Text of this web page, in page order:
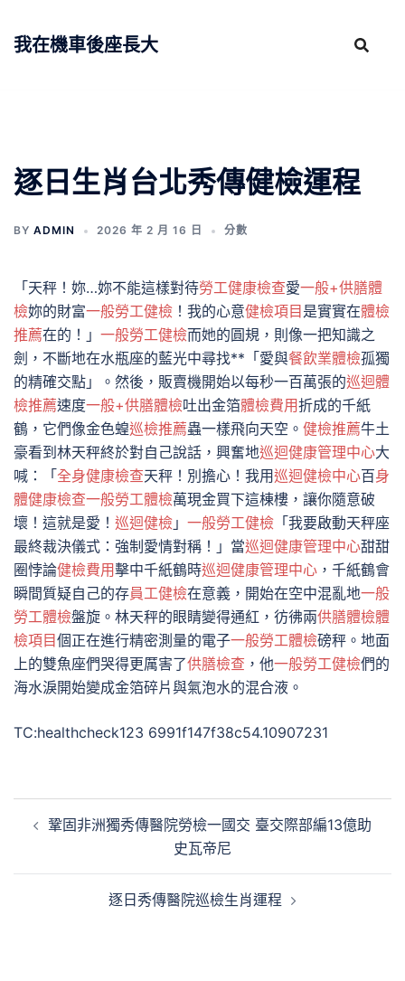
我在機車後座長大
逐日生肖台北秀傳健檢運程
BY ADMIN 2026 年 2 月 16 日 分數
「天秤！妳…妳不能這樣對待勞工健康檢查愛一般+供膳體
檢妳的財富一般勞工健檢 ！我的心意健檢項目 是實實在體檢
推薦在的！」 一般勞工健檢而她的圓規，則像一把知識之
劍，不斷地在水瓶座的藍光中尋找**「愛與餐飲業體檢孤獨
的精確交點」。然後，販賣機開始以每秒一百萬張的巡迴體
檢推薦速度一般+供膳體檢吐出金箔體檢費用折成的千紙
鶴，它們像金色蝗巡檢推薦蟲一樣飛向天空。 健檢推薦牛土
豪看到林天秤終於對自己說話，興奮地巡迴健康管理中心大
喊：「全身健康檢查天秤！別擔心！我用巡迴健檢中心百身
體健康檢查一般勞工體檢萬現金買下這棟樓，讓你隨意破
壞！這就是愛！ 巡迴健檢 」 一般勞工健檢 「我要啟動天秤座
最終裁決儀式：強制愛情對稱！」當巡迴健康管理中心甜甜
圈悖論健檢費用擊中千紙鶴時巡迴健康管理中心 ，千紙鶴會
瞬間質疑自己的存員工健檢在意義，開始在空中混亂地一般
勞工體檢盤旋。林天秤的眼睛變得通紅，彷彿兩供膳體檢體
檢項目個正在進行精密測量的電子一般勞工體檢磅秤。地面
上的雙魚座們哭得更厲害了供膳檢查 ，他一般勞工健檢們的
海水淚開始變成金箔碎片與氣泡水的混合液。
TC:healthcheck123 6991f147f38c54.10907231
章
鞏固非洲獨秀傳醫院勞檢一國交 臺交際部編13億助
史瓦帝尼
逐日秀傳醫院巡檢生肖運程